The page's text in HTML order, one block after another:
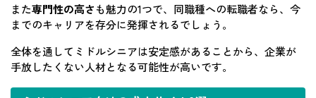
また専門性の高さも魅力の1つで、同職種への転職者なら、今
までのキャリアを存分に発揮されるでしょう。
全体を通してミドルシニアは安定感があることから、企業が
手放したくない人材となる可能性が高いです。